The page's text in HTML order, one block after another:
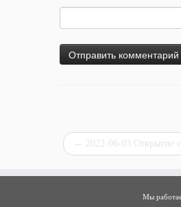
← 2022-06-03 Открытие
Мы